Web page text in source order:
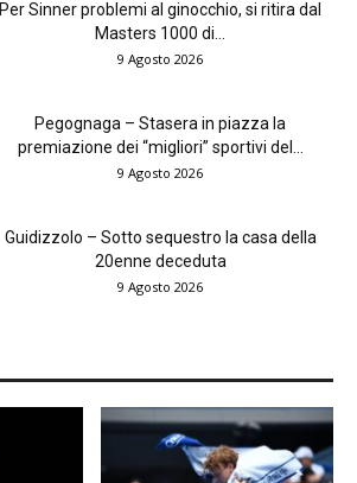
Per Sinner problemi al ginocchio, si ritira dal
Masters 1000 di...
9 Agosto 2026
Pegognaga – Stasera in piazza la
premiazione dei “migliori” sportivi del...
9 Agosto 2026
Guidizzolo – Sotto sequestro la casa della
20enne deceduta
9 Agosto 2026